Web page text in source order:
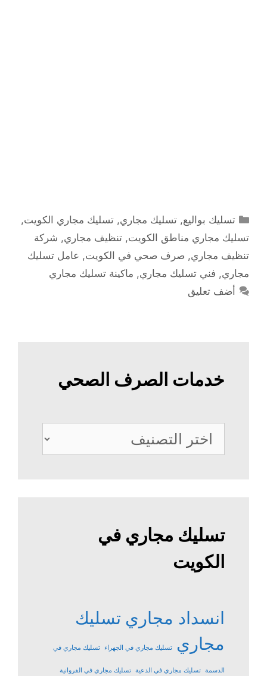
التصنيفات
تسليك بواليع,تسليك مجاري,تسليك مجاري الكويت,
تسليك مجاري مناطق الكويت, تنظيف مجاري, شركة
تنظيف مجاري, صرف صحي في الكويت, عامل تسليك
مجاري, فني تسليك مجاري, ماكينة تسليك مجاري
أضف تعليق
خدمات الصرف الصحي
خدمات
الصرف
تسليك مجاري في
الكويت
انسداد مجاري تسليك
مجاري
تسليك مجاري في الجهراء تسليك مجاري في
الدسمة تسليك مجاري في الدعية تسليك مجاري في الفروانية